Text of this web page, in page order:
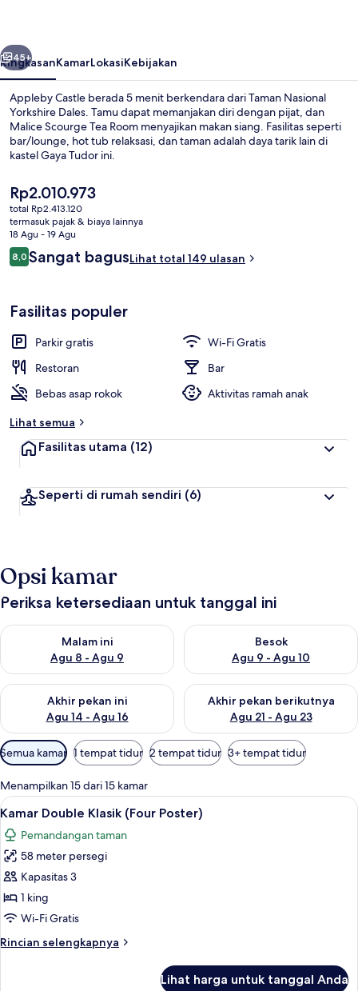
Berikutnya
45+
RingkasanKamarLokasiKebijakan
Appleby Castle berada 5 menit berkendara dari Taman Nasional
Yorkshire Dales. Tamu dapat memanjakan diri dengan pijat, dan
Malice Scourge Tea Room menyajikan makan siang. Fasilitas seperti
bar/lounge, hot tub relaksasi, dan taman adalah daya tarik lain di
kastel Gaya Tudor ini.
Harga
saat
ini
Rp2.010.973
Rp2.010.973
total Rp2.413.120
termasuk pajak & biaya lainnya
18 Agu - 19 Agu
Ulasan
8,08,0 dari 10
Sangat bagusLihat total 149 ulasan
Fasilitas populer
Parkir gratis
Wi-Fi Gratis
Restoran
Bar
Bebas asap rokok
Aktivitas ramah anak
Lihat semua
Fasilitas utama (12)
Seperti di rumah sendiri (6)
Opsi kamar
Periksa ketersediaan untuk tanggal ini
Malam ini
Agu 8 - Agu 9
Periksa ketersediaan untuk malam ini Agu 8 - Agu 9
Besok
Agu 9 - Agu 10
Periksa ketersediaan untuk
Akhir pekan ini
Agu 14 - Agu 16
Periksa ketersediaan untuk akhir pekan ini Agu 14 - Agu 16
Akhir pekan berikutnya
Agu 21 - Agu 23
Periksa ketersediaan untuk
Filter
tersedia
untuk
kamar
Semua kamar 1 tempat tidur 2 tempat tidur 3+ tempat tidur
Menampilkan 15 dari 15 kamar
Lihat
semua
foto
untuk
Kamar
Double
Klasik
Poster)
Kamar Double Klasik (Four Poster) |
3
Kamar Double Klasik (Four Poster)
Pemandangan taman
58 meter persegi
Kapasitas 3
1 king
Wi-Fi Gratis
Rincian selengkapnya
Rincian
Lihat harga untuk tanggal Anda